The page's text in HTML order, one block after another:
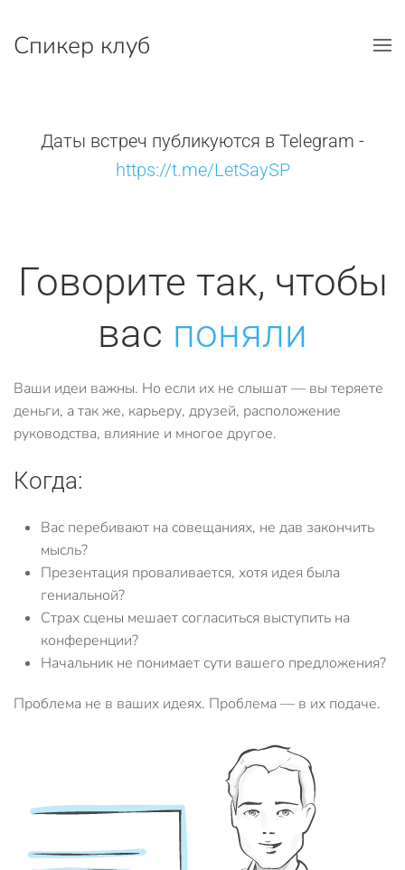
Перейти к содержимому
Спикер клуб
Даты встреч публикуются в Telegram -
https://t.me/LetSaySP
Говорите так, чтобы
вас поняли
Ваши идеи важны. Но если их не слышат — вы теряете
деньги, а так же, карьеру, друзей, расположение
руководства, влияние и многое другое.
Когда:
Вас перебивают на совещаниях, не дав закончить
мысль?
Презентация проваливается, хотя идея была
гениальной?
Страх сцены мешает согласиться выступить на
конференции?
Начальник не понимает сути вашего предложения?
Проблема не в ваших идеях. Проблема — в их подаче.